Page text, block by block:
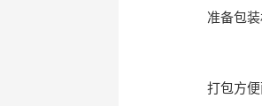
准备包
打包方